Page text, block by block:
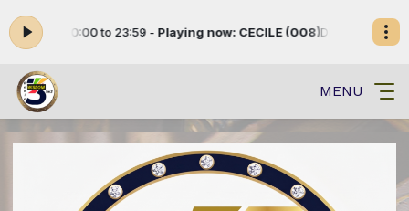
from 00:00 to 23:59 -Playing now: CECILE (008)DIVERTISSEMENT-
MENU